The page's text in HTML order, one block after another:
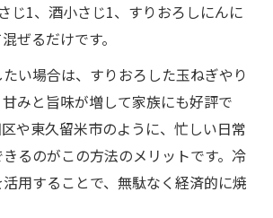
じ1、酒小さじ1、すりおろしにんに
ぜるだけです。
い場合は、すりおろした玉ねぎやり
みと旨味が増して家族にも好評で
や東久留米市のように、忙しい日常
るのがこの方法のメリットです。冷
用することで、無駄なく経済的に焼